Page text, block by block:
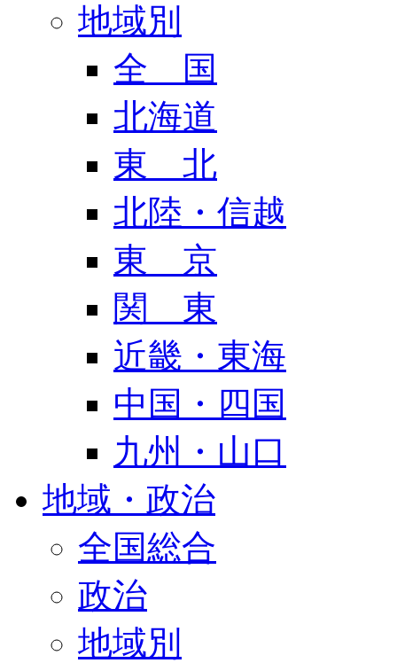
地域別
全 国
北海道
東 北
北陸・信越
東 京
関 東
近畿・東海
中国・四国
九州・山口
地域・政治
全国総合
政治
地域別